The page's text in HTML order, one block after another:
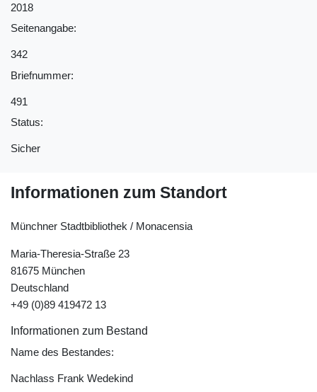
2018
Seitenangabe:
342
Briefnummer:
491
Status:
Sicher
Informationen zum Standort
Münchner Stadtbibliothek / Monacensia
Maria-Theresia-Straße 23
81675 München
Deutschland
+49 (0)89 419472 13
Informationen zum Bestand
Name des Bestandes:
Nachlass Frank Wedekind